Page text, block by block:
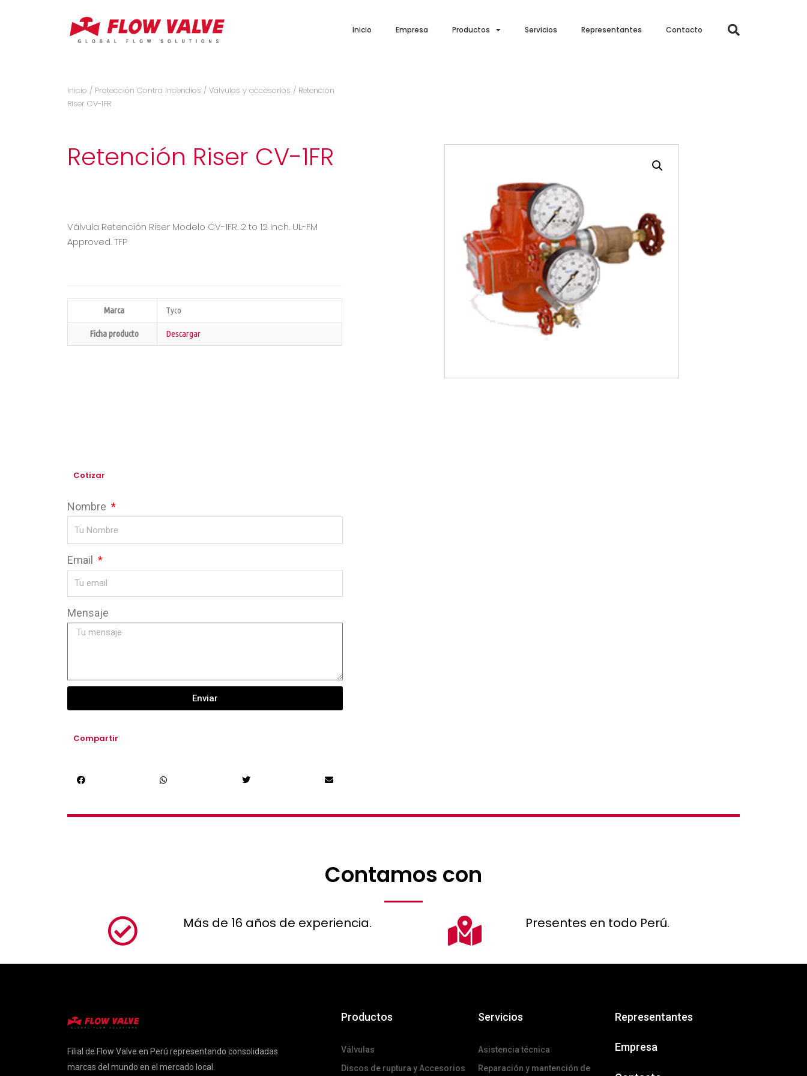
Inicio Empresa Productos Servicios Representantes Contacto
Inicio / Protección Contra Incendios / Válvulas y accesorios / Retención
Riser CV-1FR
Retención Riser CV-1FR
Válvula Retención Riser Modelo CV-1FR. 2 to 12 Inch. UL-FM
Approved. TFP
Marca Tyco
Ficha producto Descargar
Cotizar
Nombre
Email
Mensaje
Enviar
Compartir
Contamos con
Más de 16 años de experiencia. Presentes en todo Perú.
Filial de Flow Valve en Perú representando consolidadas
marcas del mundo en el mercado local.
Productos
Válvulas
Discos de ruptura y Accesorios
Servicios
Asistencia técnica
Reparación y mantención de
Representantes
Empresa